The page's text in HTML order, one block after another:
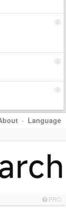
2
3
4
· Language
PRO